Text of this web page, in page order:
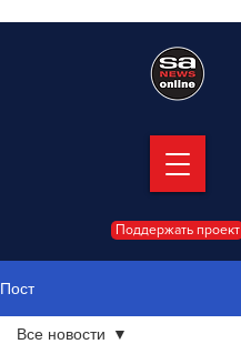
Поддержать проект
Пост
Все новости